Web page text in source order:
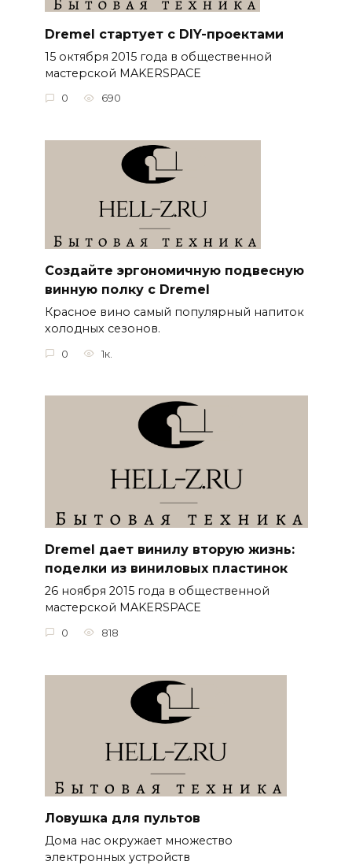
Dremel стартует с DIY-проектами
15 октября 2015 года в общественной
мастерской MAKERSPACE
0 690
Создайте эргономичную подвесную
винную полку с Dremel
Красное вино самый популярный напиток
холодных сезонов.
0 1к.
Dremel дает винилу вторую жизнь:
поделки из виниловых пластинок
26 ноября 2015 года в общественной
мастерской MAKERSPACE
0 818
Ловушка для пультов
Дома нас окружает множество
электронных устройств